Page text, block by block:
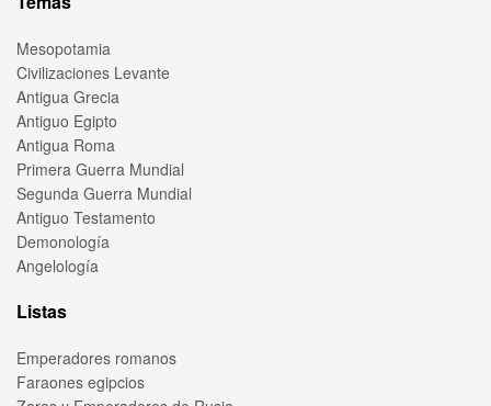
Mesopotamia
Civilizaciones Levante
Antigua Grecia
Antiguo Egipto
Antigua Roma
Primera Guerra Mundial
Segunda Guerra Mundial
Antiguo Testamento
Demonología
Angelología
Listas
Emperadores romanos
Faraones egipcios